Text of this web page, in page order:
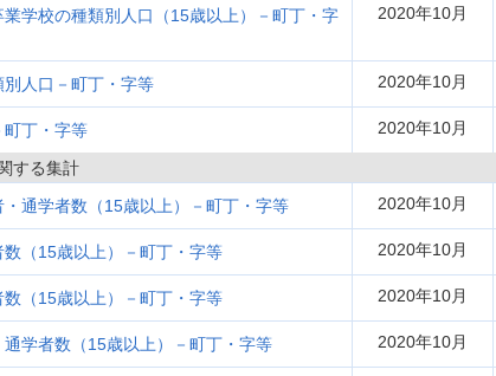
学校の種類別人口（15歳以上）－町丁・字
2020年10月
人口－町丁・字等 2020年10月
町丁・字等 2020年10月
する集計
通学者数（15歳以上）－町丁・字等 2020年10月
（15歳以上）－町丁・字等 2020年10月
（15歳以上）－町丁・字等 2020年10月
学者数（15歳以上）－町丁・字等 2020年10月